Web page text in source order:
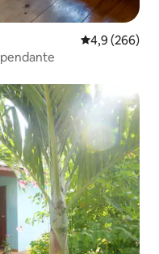
Évaluation
4,9 (266)